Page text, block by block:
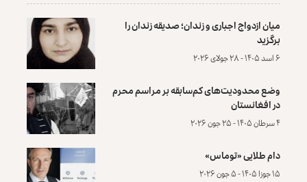
میان ازدواج اجباری و زندان؛ صدیقه زندان را
برگزید
۶ اسد ۱۴۰۵ - ۲۸ جولای ۲۰۲۶
وضع محدودیت‌های کم‌سابقه بر مراسم محرم
در افغانستان
۴ سرطان ۱۴۰۵ - ۲۵ جون ۲۰۲۶
دام طلایی «توماس»
۱۵ جوزا ۱۴۰۵ - ۵ جون ۲۰۲۶